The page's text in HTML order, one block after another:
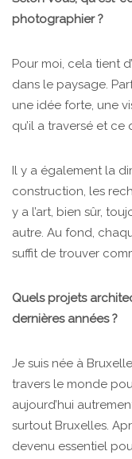
photographier ?
Pour moi, cela tient
dans le paysage.
une idée forte, une
qu’il a traversé et ce
Il y a également la
construction, les
y a l’art, bien sûr,
autre. Au fond,
suffit de trouver
Quels projets
dernières années ?
Je suis née à
travers le monde
aujourd’hui
surtout Bruxelles.
devenu essentiel